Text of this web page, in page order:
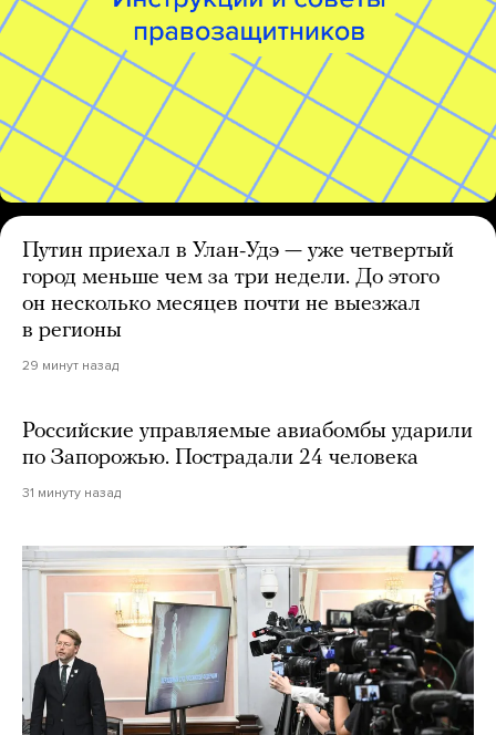
Путин приехал в Улан-Удэ — уже четвертый
город меньше чем за три недели. До этого
он несколько месяцев почти не выезжал
в регионы
29 минут назад
Российские управляемые авиабомбы ударили
по Запорожью. Пострадали 24 человека
31 минуту назад